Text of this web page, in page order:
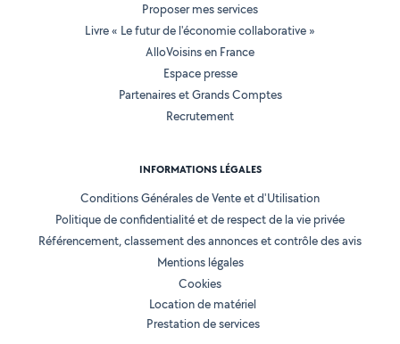
Proposer mes services
Livre « Le futur de l'économie collaborative »
AlloVoisins en France
Espace presse
Partenaires et Grands Comptes
Recrutement
INFORMATIONS LÉGALES
Conditions Générales de Vente et d'Utilisation
Politique de confidentialité et de respect de la vie privée
Référencement, classement des annonces et contrôle des avis
Mentions légales
Cookies
Location de matériel
Prestation de services